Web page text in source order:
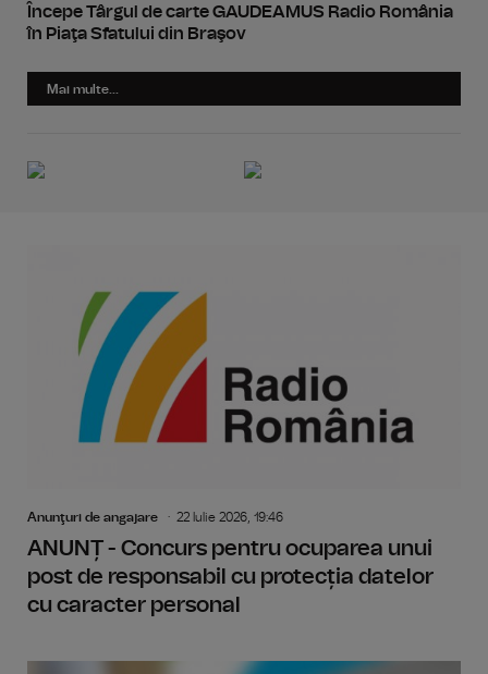
Începe Târgul de carte GAUDEAMUS Radio România
în Piaţa Sfatului din Braşov
Mai multe...
Anunţuri de angajare 22 Iulie 2026, 19:46
ANUNȚ - Concurs pentru ocuparea unui
post de responsabil cu protecția datelor
cu caracter personal